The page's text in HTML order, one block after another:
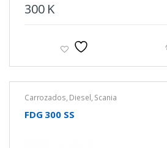
300 K
Carrozados, Diesel, Scania
FDG 300 SS